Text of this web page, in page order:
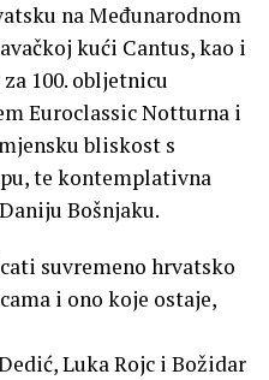
na Međunarodnom
kući Cantus, kao i
100. obljetnicu
Euroclassic Notturna i
bliskost s
te kontemplativna
Bošnjaku.
suvremeno hrvatsko
i ono koje ostaje,
Luka Rojc i Božidar